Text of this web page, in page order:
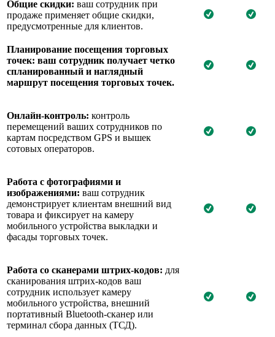
Общие скидки: ваш сотрудник при
продаже применяет общие скидки,
предусмотренные для клиентов.
Планирование посещения торговых
точек: ваш сотрудник получает четко
спланированный и наглядный
маршрут посещения торговых точек.
Онлайн-контроль: контроль
перемещений ваших сотрудников по
картам посредством GPS и вышек
сотовых операторов.
Работа с фотографиями и
изображениями: ваш сотрудник
демонстрирует клиентам внешний вид
товара и фиксирует на камеру
мобильного устройства выкладки и
фасады торговых точек.
Работа со сканерами штрих-кодов: для
сканирования штрих-кодов ваш
сотрудник использует камеру
мобильного устройства, внешний
портативный Bluetooth-сканер или
терминал сбора данных (ТСД).